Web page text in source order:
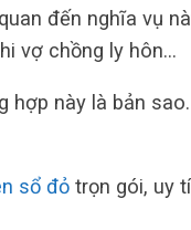
đến nghĩa vụ
vợ chồng ly hôn…
hợp này là bản
sổ đỏ trọn gói, uy